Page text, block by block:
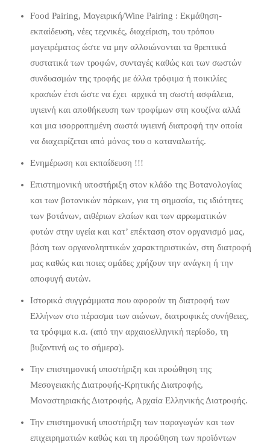
Food Pairing, Μαγειρική/Wine Pairing : Εκμάθηση-
εκπαίδευση, νέες τεχνικές, διαχείριση, του τρόπου
μαγειρέματος ώστε να μην αλλοιώνονται τα θρεπτικά
συστατικά των τροφών, συνταγές καθώς και των σωστών
συνδυασμών της τροφής με άλλα τρόφιμα ή ποικιλίες
κρασιών έτσι ώστε να έχει αρχικά τη σωστή ασφάλεια,
υγιεινή και αποθήκευση των τροφίμων στη κουζίνα αλλά
και μια ισορροπημένη σωστά υγιεινή διατροφή την οποία
να διαχειρίζεται από μόνος του ο καταναλωτής.
Ενημέρωση και εκπαίδευση !!!
Επιστημονική υποστήριξη στον κλάδο της Βοτανολογίας
και των βοτανικών πάρκων, για τη σημασία, τις ιδιότητες
των βοτάνων, αιθέριων ελαίων και των αρρωματικών
φυτών στην υγεία και κατ’ επέκταση στον οργανισμό μας,
βάση των οργανοληπτικών χαρακτηριστικών, στη διατροφή
μας καθώς και ποιες ομάδες χρήζουν την ανάγκη ή την
αποφυγή αυτών.
Ιστορικά συγγράμματα που αφορούν τη διατροφή των
Eλλήνων στο πέρασμα των αιώνων, διατροφικές συνήθειες,
τα τρόφιμα κ.α. (από την αρχαιοελληνική περίοδο, τη
βυζαντινή ως το σήμερα).
Την επιστημονική υποστήριξη και προώθηση της
Μεσογειακής Διατροφής-Κρητικής Διατροφής,
Μοναστηριακής Διατροφής, Αρχαία Ελληνικής Διατροφής.
Την επιστημονική υποστήριξη των παραγωγών και των
επιχειρηματιών καθώς και τη προώθηση των προϊόντων